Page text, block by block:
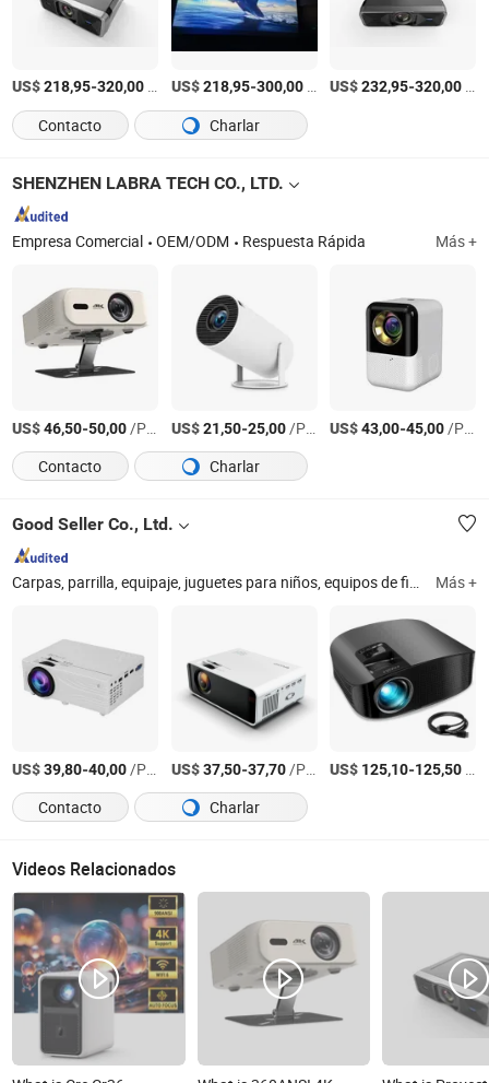
US$218,95-320,00 US$218,95-300,00/Pieza US$232,95-320,00
Contacto
Charlar
SHENZHEN LABRA TECH CO., LTD.
Empresa Comercial OEM/ODM Respuesta Rápida Más +
US$46,50-50,00/Pieza US$21,50-25,00/Pieza US$43,00-45,00/Pieza
Contacto
Charlar
Good Seller Co., Ltd.
Carpas, parrilla, equipaje, juguetes para niños, equipos de fitness, utensilios de cocina y gadgets, esterilla de yoga, alfombrillas de baño, artículos para mascotas Más +
US$39,80-40,00/Pieza US$37,50-37,70/Pieza US$ 125,10-125,50
Contacto
Charlar
Videos Relacionados